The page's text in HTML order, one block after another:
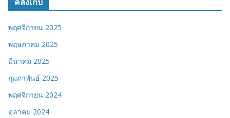
พฤศจิกายน 2025
พฤษภาคม 2025
มีนาคม 2025
กุมภาพันธ์ 2025
พฤศจิกายน 2024
ตุลาคม 2024